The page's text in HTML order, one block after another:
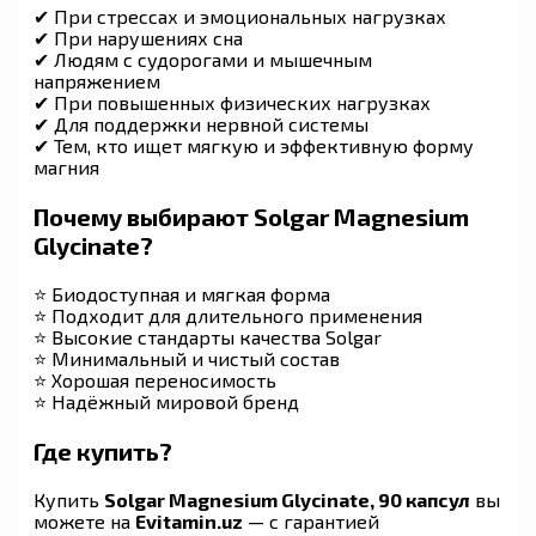
✔ При стрессах и эмоциональных нагрузках
✔ При нарушениях сна
✔ Людям с судорогами и мышечным
напряжением
✔ При повышенных физических нагрузках
✔ Для поддержки нервной системы
✔ Тем, кто ищет мягкую и эффективную форму
магния
Почему выбирают Solgar Magnesium
Glycinate?
⭐ Биодоступная и мягкая форма
⭐ Подходит для длительного применения
⭐ Высокие стандарты качества Solgar
⭐ Минимальный и чистый состав
⭐ Хорошая переносимость
⭐ Надёжный мировой бренд
Где купить?
Купить Solgar Magnesium Glycinate, 90 капсул вы
можете на Evitamin.uz — с гарантией